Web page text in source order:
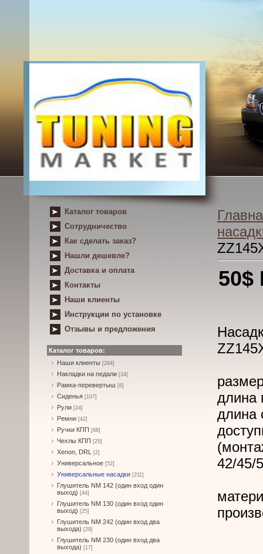
Каталог товаров
Сотрудничество
Как сделать заказ?
Нашли дешевле?
Доставка и оплата
Контакты
Наши клиенты
Инструкции по установке
Отзывы и предложения
Каталог товаров:
Наши клиенты [284]
Накладки на педали [34]
Рамка-перевертыш [6]
Сиденья [107]
Рули [24]
Ремни [42]
Ручки КПП [68]
Чехлы КПП [25]
Xenon, DRL [2]
Универсальное [52]
Универсальные насадки [211]
Глушитель NM 142 (один вход один
выход) [44]
Глушитель NM 130 (один вход один
выход) [25]
Глушитель NM 242 (один вход два
выхода) [29]
Глушитель NM 230 (один вход два
выхода) [17]
50$
длина
длина
42/45/